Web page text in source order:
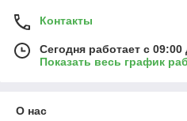
Контакты
Сегодня работает с 09:00
Показать весь график
О нас